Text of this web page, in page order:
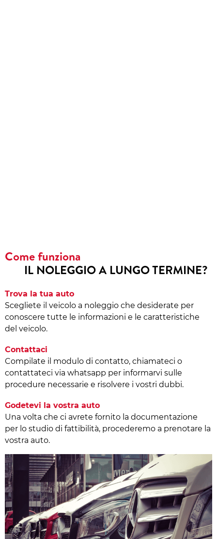
Come funziona
IL NOLEGGIO A LUNGO TERMINE?
Trova la tua auto
Scegliete il veicolo a noleggio che desiderate per
conoscere tutte le informazioni e le caratteristiche
del veicolo.
Contattaci
Compilate il modulo di contatto, chiamateci o
contattateci via whatsapp per informarvi sulle
procedure necessarie e risolvere i vostri dubbi.
Godetevi la vostra auto
Una volta che ci avrete fornito la documentazione
per lo studio di fattibilità, procederemo a prenotare la
vostra auto.